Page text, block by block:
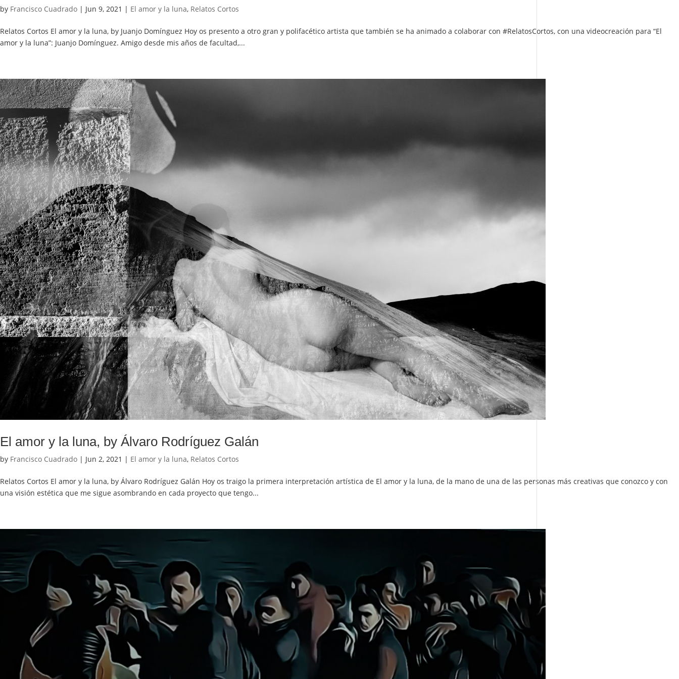
by Francisco Cuadrado | Jun 9, 2021 | El amor y la luna, Relatos Cortos
Relatos Cortos El amor y la luna, by Juanjo Domínguez Hoy os presento a otro gran y polifacético artista que también se ha animado a colaborar con #RelatosCortos, con una videocreación para “El
amor y la luna”: Juanjo Domínguez. Amigo desde mis años de facultad,...
El amor y la luna, by Álvaro Rodríguez Galán
by Francisco Cuadrado | Jun 2, 2021 | El amor y la luna, Relatos Cortos
Relatos Cortos El amor y la luna, by Álvaro Rodríguez Galán Hoy os traigo la primera interpretación artística de El amor y la luna, de la mano de una de las personas más creativas que conozco y con
una visión estética que me sigue asombrando en cada proyecto que tengo...